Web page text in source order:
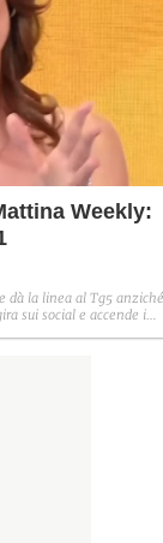
Weekly:
dà la linea al Tg5 anziché
sui social e accende i